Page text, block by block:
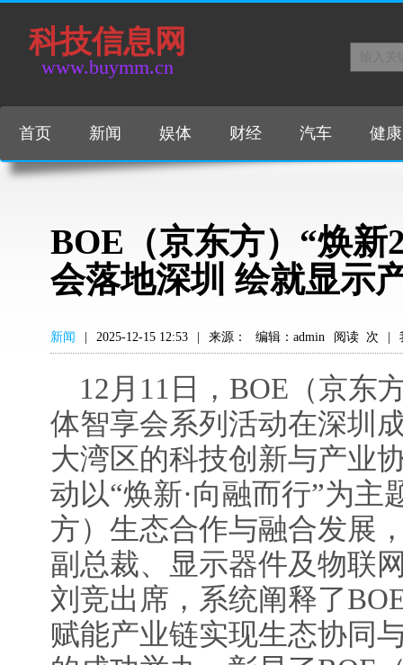
科技信息网
www.buymm.cn
首页 新闻 娱体 财经 汽车 健康
BOE（京东方）“焕新
会落地深圳 绘就显示
新闻 2025-12-15 12:53 来源： 编辑：admin 阅读 次
12月11日，BOE（京东
体智享会系列活动在深圳
大湾区的科技创新与产业
动以“焕新·向融而行”为主
方）生态合作与融合发展
副总裁、显示器件及物联
刘竞出席，系统阐释了
赋能产业链实现生态协同